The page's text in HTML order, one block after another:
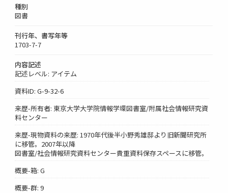
種別
図書
刊行年、書写年等
1703-7-7
内容記述
記述レベル: アイテム
資料ID: G-9-32-6
来歴-所有者: 東京大学大学院情報学環図書室/附属社会情報研究資
料センター
来歴-現物資料の来歴: 1970年代後半小野秀雄邸より旧新聞研究所
に移管。2007年以降
図書室/社会情報研究資料センター貴重資料保存スペースに移管。
概要-箱: G
概要-群: 9